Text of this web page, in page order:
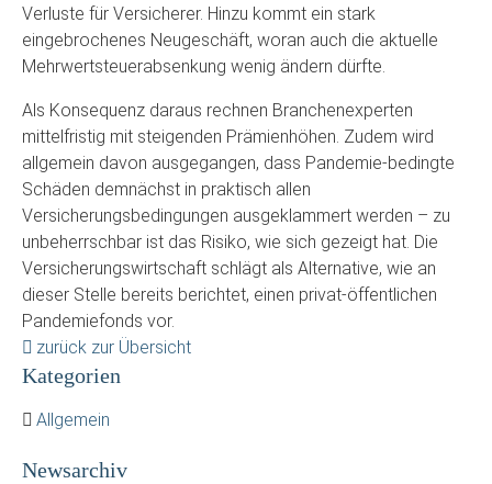
Verluste für Versicherer. Hinzu kommt ein stark
eingebrochenes Neugeschäft, woran auch die aktuelle
Mehrwertsteuerabsenkung wenig ändern dürfte.
Als Konsequenz daraus rechnen Branchenexperten
mittelfristig mit steigenden Prämienhöhen. Zudem wird
allgemein davon ausgegangen, dass Pandemie-bedingte
Schäden demnächst in praktisch allen
Versicherungsbedingungen ausgeklammert werden – zu
unbeherrschbar ist das Risiko, wie sich gezeigt hat. Die
Versicherungswirtschaft schlägt als Alternative, wie an
dieser Stelle bereits berichtet, einen privat-öffentlichen
Pandemiefonds vor.
zurück zur Übersicht
Kategorien
Allgemein
Newsarchiv